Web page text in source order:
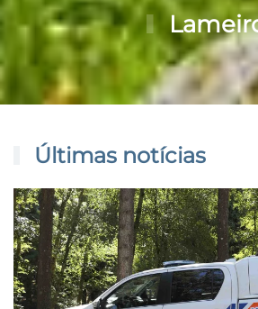
Últimas notícias